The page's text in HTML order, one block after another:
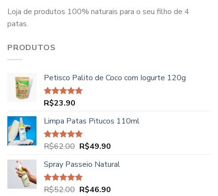
Loja de produtos 100% naturais para o seu filho de 4
patas.
PRODUTOS
Petisco Palito de Coco com Iogurte 120g
Avaliação
R$23.90
Limpa Patas Pitucos 110ml
Avaliação
R$62.00 O
original
era:
R$62.00.
R$49.90O
atual
R$49.90.
Spray Passeio Natural
Avaliação
R$52.00 O
R$46.90O